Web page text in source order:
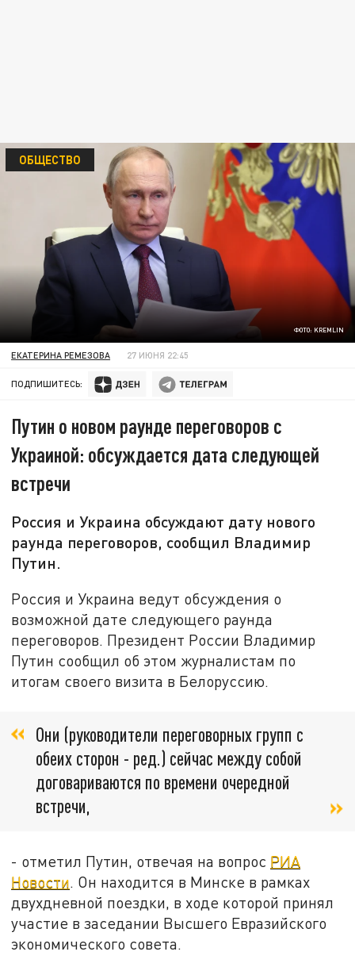
ФОТО: KREMLIN
ОБЩЕСТВО
ЕКАТЕРИНА РЕМЕЗОВА 27 ИЮНЯ 22:45
ПОДПИШИТЕСЬ:
Путин о новом раунде переговоров с
Украиной: обсуждается дата следующей
встречи
Россия и Украина обсуждают дату нового
раунда переговоров, сообщил Владимир
Путин.
Россия и Украина ведут обсуждения о
возможной дате следующего раунда
переговоров. Президент России Владимир
Путин сообщил об этом журналистам по
итогам своего визита в Белоруссию.
Они (руководители переговорных групп с
обеих сторон - ред.) сейчас между собой
договариваются по времени очередной
встречи,
- отметил Путин, отвечая на вопрос РИА
Новости. Он находится в Минске в рамках
двухдневной поездки, в ходе которой принял
участие в заседании Высшего Евразийского
экономического совета.